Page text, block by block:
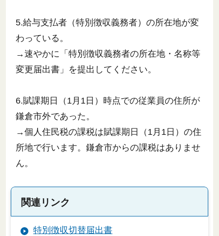
5.給与支払者（特別徴収義務者）の所在地が変
わっている。
→速やかに「特別徴収義務者の所在地・名称等
変更届出書」を提出してください。
6.賦課期日（1月1日）時点での従業員の住所が
鎌倉市外であった。
→個人住民税の課税は賦課期日（1月1日）の住
所地で行います。鎌倉市からの課税はありませ
ん。
関連リンク
特別徴収切替届出書